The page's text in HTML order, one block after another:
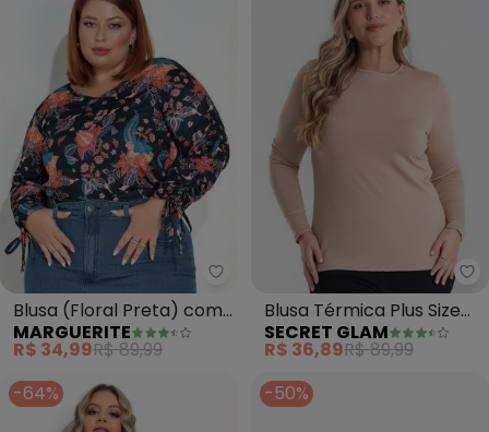
Marguerite - Blusa (Floral
Blusa (Floral Preta) com
Amarração Plus Size
MARGUERITE
R$ 34,99R$ 89,99
Blusa Térmica Plus Size
(Marrom)
SECRET GLAM
R$ 36,89R$ 89,99
-64%
-50%